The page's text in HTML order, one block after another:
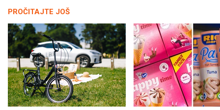
PROČITAJTE JOŠ